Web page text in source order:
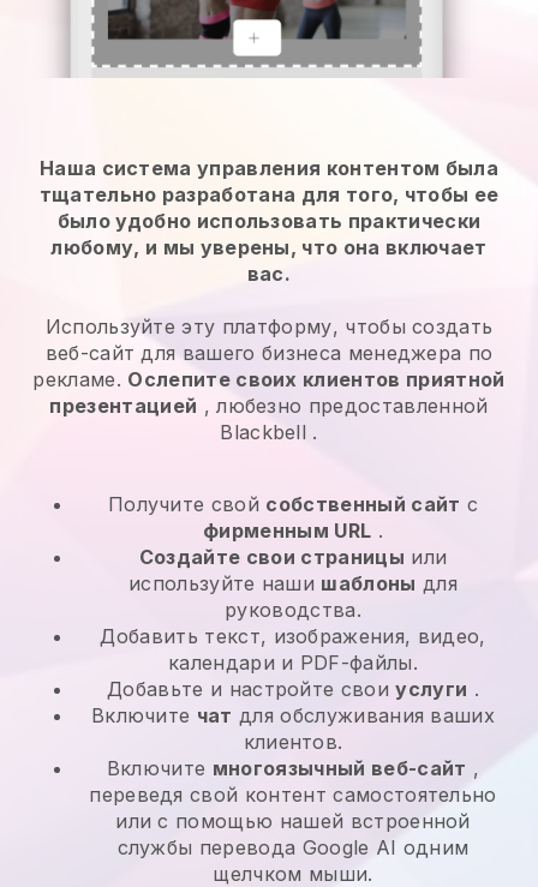
Наша система управления контентом была
тщательно разработана для того, чтобы ее
было удобно использовать практически
любому, и мы уверены, что она включает
вас.
Используйте эту платформу, чтобы создать
веб-сайт для вашего бизнеса менеджера по
рекламе. Ослепите своих клиентов приятной
презентацией , любезно предоставленной
Blackbell .
Получите свой собственный сайт с
фирменным URL .
Создайте свои страницы или
используйте наши шаблоны для
руководства.
Добавить текст, изображения, видео,
календари и PDF-файлы.
Добавьте и настройте своиуслуги .
Включите чат для обслуживания ваших
клиентов.
Включите многоязычный веб-сайт ,
переведя свой контент самостоятельно
или с помощью нашей встроенной
службы перевода Google AI одним
щелчком мыши.